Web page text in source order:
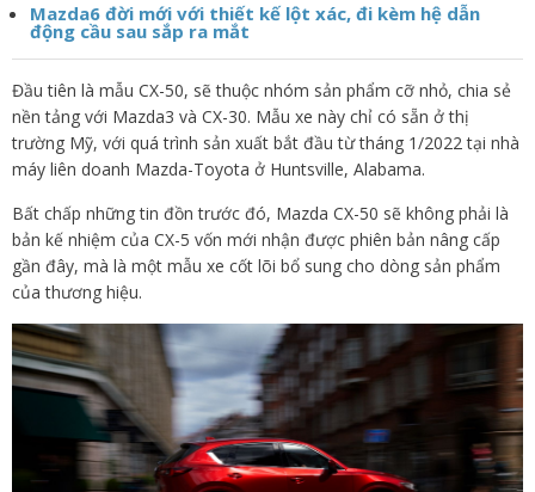
Mazda6 đời mới với thiết kế lột xác, đi kèm hệ dẫn
động cầu sau sắp ra mắt
Đầu tiên là mẫu CX-50, sẽ thuộc nhóm sản phẩm cỡ nhỏ, chia sẻ
nền tảng với Mazda3 và CX-30. Mẫu xe này chỉ có sẵn ở thị
trường Mỹ, với quá trình sản xuất bắt đầu từ tháng 1/2022 tại nhà
máy liên doanh Mazda-Toyota ở Huntsville, Alabama.
Bất chấp những tin đồn trước đó, Mazda CX-50 sẽ không phải là
bản kế nhiệm của CX-5 vốn mới nhận được phiên bản nâng cấp
gần đây, mà là một mẫu xe cốt lõi bổ sung cho dòng sản phẩm
của thương hiệu.